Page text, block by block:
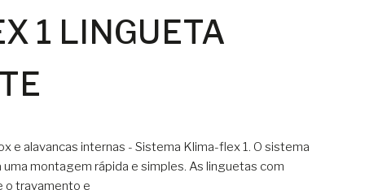
1 LINGUETA
e alavancas internas - Sistema Klima-flex 1. O sistema
montagem rápida e simples. As linguetas com
o travamento e